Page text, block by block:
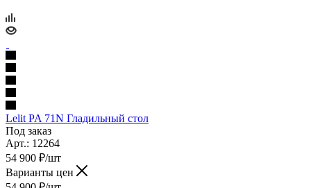
Lelit PA 71N Гладильный стол
Под заказ
Арт.: 12264
54 900 ₽/шт
Варианты цен